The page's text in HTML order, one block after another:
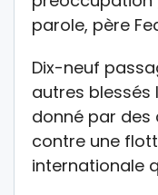
parole, père
Dix-neuf
autres blessés
donné par des
contre une
internationale